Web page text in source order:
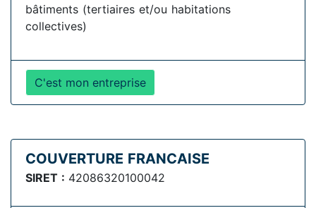
bâtiments (tertiaires et/ou habitations
collectives)
C'est mon entreprise
COUVERTURE FRANCAISE
SIRET : 42086320100042